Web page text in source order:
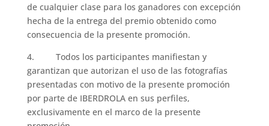
de cualquier clase para los ganadores con excepción
hecha de la entrega del premio obtenido como
consecuencia de la presente promoción.
4. Todos los participantes manifiestan y
garantizan que autorizan el uso de las fotografías
presentadas con motivo de la presente promoción
por parte de IBERDROLA en sus perfiles,
exclusivamente en el marco de la presente